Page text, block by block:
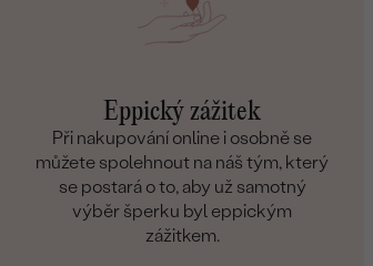
Eppický zážitek
Při nakupování online i osobně se
můžete spolehnout na náš tým, který
se postará o to, aby už samotný
výběr šperku byl eppickým
zážitkem.